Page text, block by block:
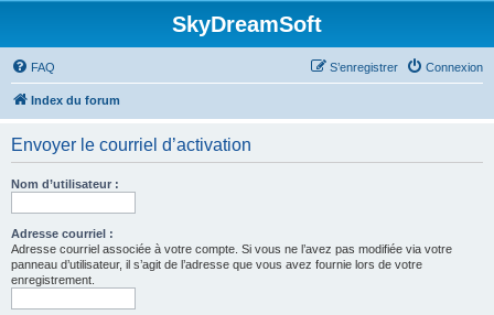
SkyDreamSoft
FAQ Connexion
S’enregistrer
Index du forum
Envoyer le courriel d’activation
Nom d’utilisateur :
Adresse courriel :
Adresse courriel associée à votre compte. Si vous ne l’avez pas modifiée via votre
panneau d’utilisateur, il s’agit de l’adresse que vous avez fournie lors de votre
enregistrement.